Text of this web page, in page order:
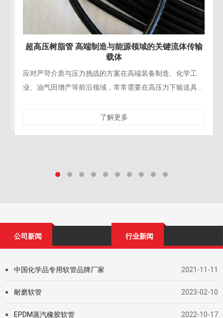
精密工程拆除的“柔性手术刀”在现代桥梁修复、建筑结构改
公司新闻 行业新闻
● 中国化学品专用软管品牌厂家 2021-11-11
● 耐磨软管 2023-02-10
● EPDM蒸汽橡胶软管 2022-10-17